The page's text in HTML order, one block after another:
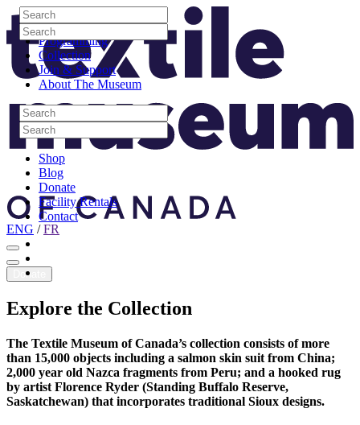
Skip to content
Visit
Programming
Collection
Join & Support
About The Museum
Search
Search
Search
Search
Shop
Blog
Donate
Facility Rentals
Contact
Youtube
Search
Search
Search
Search
Site Logo
ENG /FR
Donate
Explore the Collection
The Textile Museum of Canada’s collection consists of more
than 15,000 objects including a salmon skin suit from China;
2,000 year old Nazca fragments from Peru; and a hooked rug
by artist Florence Ryder (Standing Buffalo Reserve,
Saskatchewan) that incorporates traditional Sioux designs.